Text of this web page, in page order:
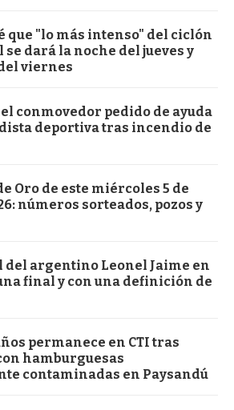
que "lo más intenso" del ciclón
dará la noche del jueves y
viernes
conmovedor pedido de ayuda
deportiva tras incendio de
Oro de este miércoles 5 de
números sorteados, pozos y
del argentino Leonel Jaime en
final y con una definición de
permanece en CTI tras
hamburguesas
contaminadas en Paysandú